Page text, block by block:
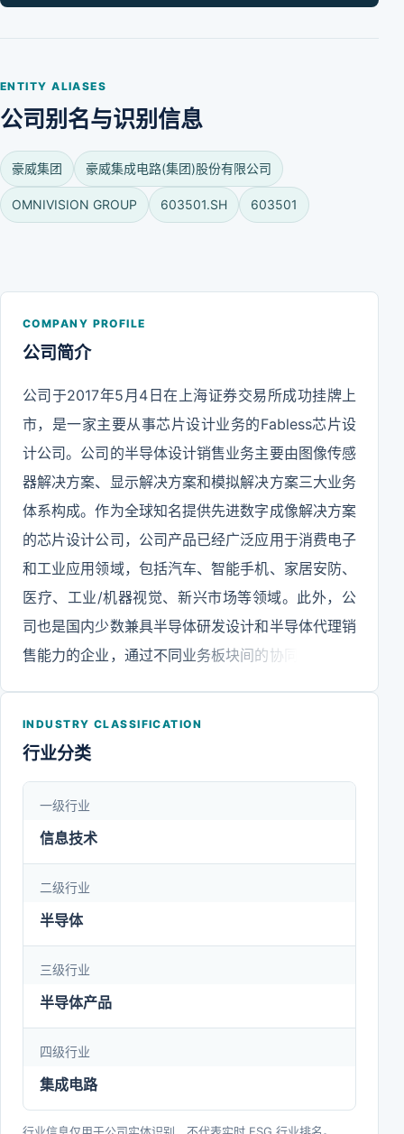
ENTITY ALIASES
公司别名与识别信息
豪威集团 豪威集成电路(集团)股份有限公司
OMNIVISION GROUP 603501.SH 603501
COMPANY PROFILE
公司简介
公司于2017年5月4日在上海证券交易所成功挂牌上
市，是一家主要从事芯片设计业务的Fabless芯片设
计公司。公司的半导体设计销售业务主要由图像传感
器解决方案、显示解决方案和模拟解决方案三大业务
体系构成。作为全球知名提供先进数字成像解决方案
的芯片设计公司，公司产品已经广泛应用于消费电子
和工业应用领域，包括汽车、智能手机、家居安防、
医疗、工业/机器视觉、新兴市场等领域。此外，公
司也是国内少数兼具半导体研发设计和半导体代理销
售能力的企业，通过不同业务板块间的协同发展及资
局，凭借持续的技术创新、高度协同的供应链与客户
并进实现规模效应，秉承技术创新，提升客户满意度
和粘性，为客户提供更好的产品与服务并借此与客户
INDUSTRY CLASSIFICATION
行业分类
一级行业
信息技术
二级行业
半导体
三级行业
半导体产品
四级行业
集成电路